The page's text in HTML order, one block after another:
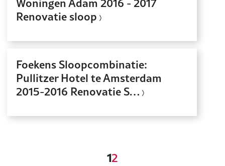
Renovatie sloop
Foekens Sloopcombinatie:
Pullitzer Hotel te Amsterdam
2015-2016 Renovatie S…
12